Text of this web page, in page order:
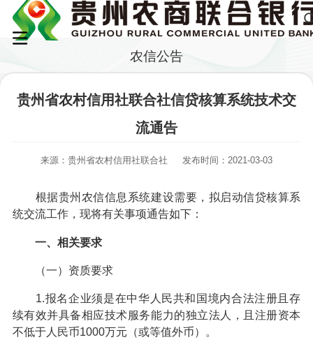
农信公告
贵州省农村信用社联合社信贷核算系统技术交
流通告
来源：贵州省农村信用社联合社 发布时间：2021-03-03
根据贵州农信信息系统建设需要，拟启动信贷核算系
统交流工作，现将有关事项通告如下：
一、相关要求
（一）资质要求
1.报名企业须是在中华人民共和国境内合法注册且存
续有效并具备相应技术服务能力的独立法人，且注册资本
不低于人民币1000万元（或等值外币）。